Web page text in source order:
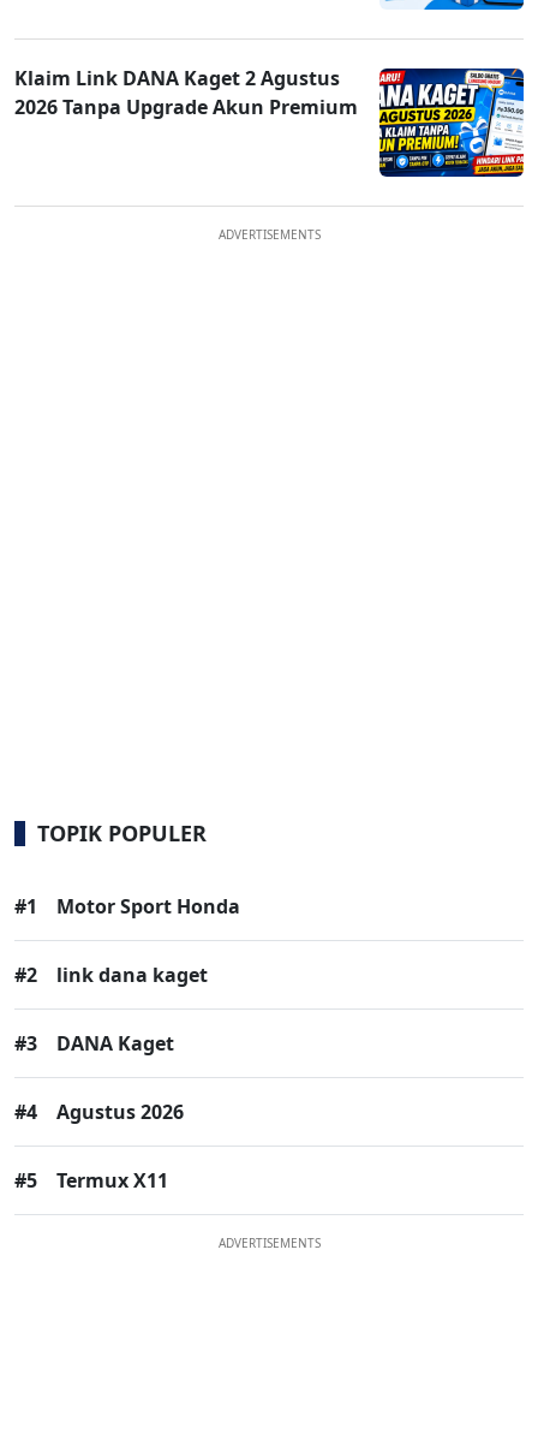
Klaim Link DANA Kaget 2 Agustus
2026 Tanpa Upgrade Akun Premium
ADVERTISEMENTS
TOPIK POPULER
#1 Motor Sport Honda
#2 link dana kaget
#3 DANA Kaget
#4 Agustus 2026
#5 Termux X11
ADVERTISEMENTS